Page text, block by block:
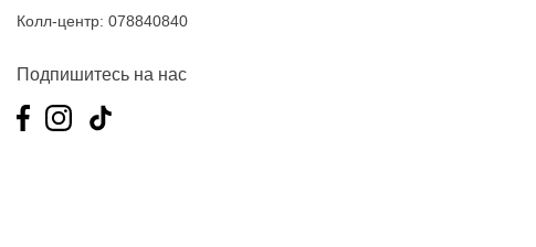
Колл-центр: 078840840
Подпишитесь на нас